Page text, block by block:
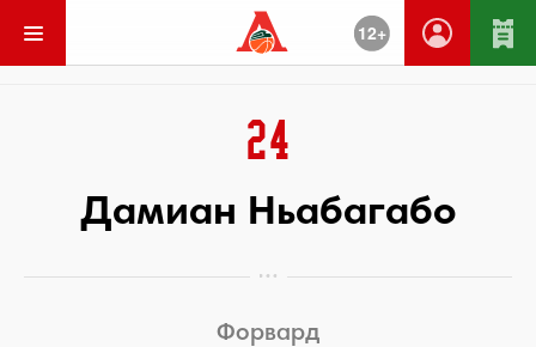
12+
24
Дамиан Ньабагабо
Форвард